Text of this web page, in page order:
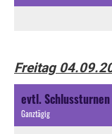
Freitag
evtl. Schlussturnen
Ganztägig